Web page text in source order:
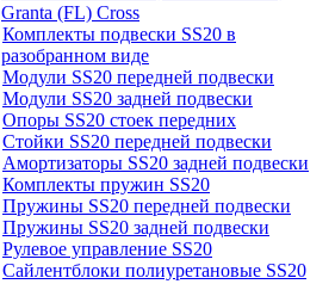
Granta (FL) Cross
Комплекты подвески SS20 в
разобранном виде
Модули SS20 передней подвески
Модули SS20 задней подвески
Опоры SS20 стоек передних
Стойки SS20 передней подвески
Амортизаторы SS20 задней подвески
Комплекты пружин SS20
Пружины SS20 передней подвески
Пружины SS20 задней подвески
Рулевое управление SS20
Сайлентблоки полиуретановые SS20